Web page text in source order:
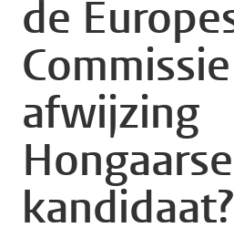
de
afwijzing
Hongaarse
kandidaat?